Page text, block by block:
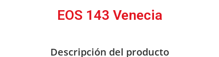
EOS 143 Venecia
Descripción del producto